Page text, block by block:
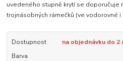
uvedeného stupně krytí se doporučuje
trojnásobných rámečků (ve vodorovné i
Dostupnost
na objednávku do 2
Barva